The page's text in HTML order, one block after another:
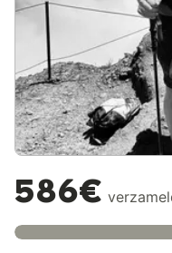
586€